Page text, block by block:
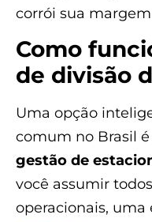
corrói sua
Como
de divisão
Uma opção
comum no Brasil é
gestão de
você assumir
operacionais, uma